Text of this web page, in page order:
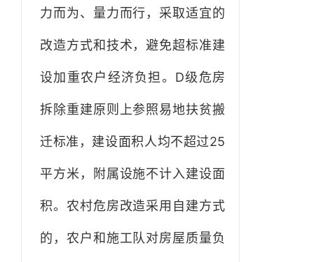
力而为、量力而行，采取适宜的
改造方式和技术，避免超标准建
设加重农户经济负担。D级危房
拆除重建原则上参照易地扶贫搬
迁标准，建设面积人均不超过25
平方米，附属设施不计入建设面
积。农村危房改造采用自建方式
的，农户和施工队对房屋质量负